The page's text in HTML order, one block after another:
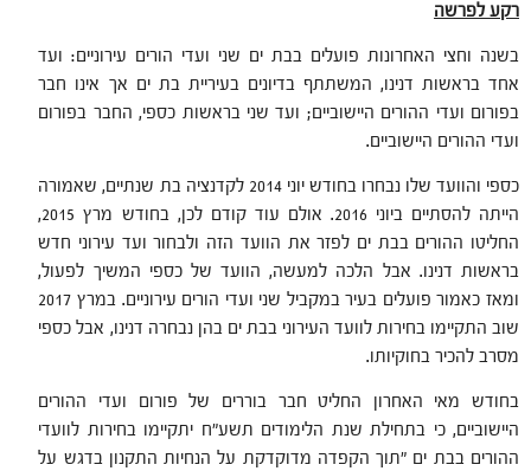
רקע לפרשה
בשנה וחצי האחרונות פועלים בבת ים שני ועדי הורים עירוניים: ועד
אחד בראשות דנינו, המשתתף בדיונים בעיריית בת ים אך אינו חבר
בפורום ועדי ההורים היישוביים; ועד שני בראשות כספי, החבר בפורום
ועדי ההורים היישוביים.
כספי והוועד שלו נבחרו בחודש יוני 2014 לקדנציה בת שנתיים, שאמורה
הייתה להסתיים ביוני 2016. אולם עוד קודם לכן, בחודש מרץ 2015,
החליטו ההורים בבת ים לפזר את הוועד הזה ולבחור ועד עירוני חדש
בראשות דנינו. אבל הלכה למעשה, הוועד של כספי המשיך לפעול,
ומאז כאמור פועלים בעיר במקביל שני ועדי הורים עירוניים. במרץ 2017
שוב התקיימו בחירות לוועד העירוני בבת ים בהן נבחרה דנינו, אבל כספי
מסרב להכיר בחוקיותו.
בחודש מאי האחרון החליט חבר בוררים של פורום ועדי ההורים
היישוביים, כי בתחילת שנת הלימודים תשע"ח יתקיימו בחירות לוועדי
ההורים בבת ים "תוך הקפדה מדוקדקת על הנחיות התקנון בדגש על